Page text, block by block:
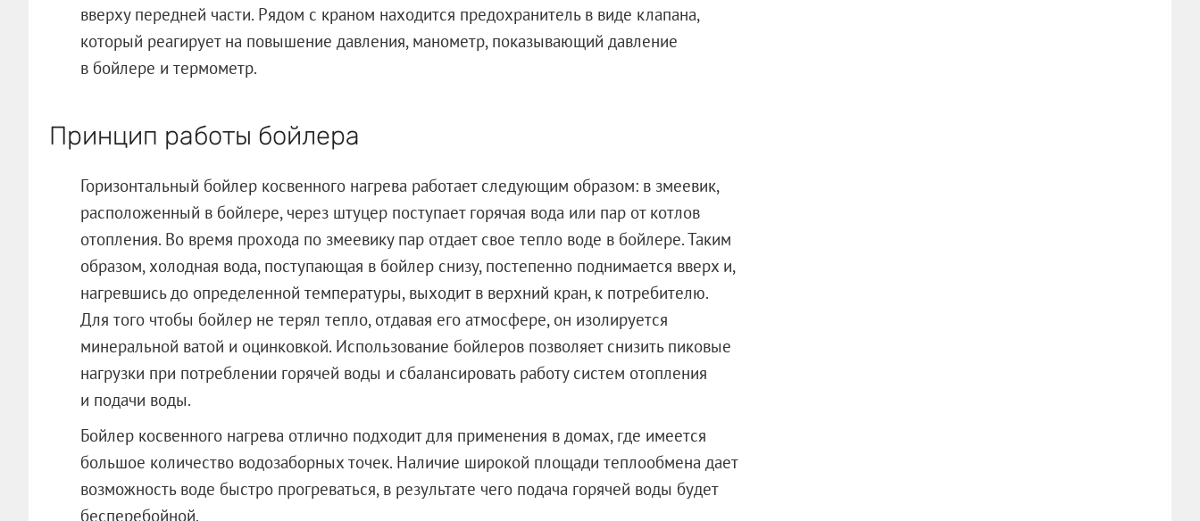
вверху передней части. Рядом с краном находится предохранитель в виде клапана,
который реагирует на повышение давления, манометр, показывающий давление
в бойлере и термометр.
Принцип работы бойлера
Горизонтальный бойлер косвенного нагрева работает следующим образом: в змеевик,
расположенный в бойлере, через штуцер поступает горячая вода или пар от котлов
отопления. Во время прохода по змеевику пар отдает свое тепло воде в бойлере. Таким
образом, холодная вода, поступающая в бойлер снизу, постепенно поднимается вверх и,
нагревшись до определенной температуры, выходит в верхний кран, к потребителю.
Для того чтобы бойлер не терял тепло, отдавая его атмосфере, он изолируется
минеральной ватой и оцинковкой. Использование бойлеров позволяет снизить пиковые
нагрузки при потреблении горячей воды и сбалансировать работу систем отопления
и подачи воды.
Бойлер косвенного нагрева отлично подходит для применения в домах, где имеется
большое количество водозаборных точек. Наличие широкой площади теплообмена дает
возможность воде быстро прогреваться, в результате чего подача горячей воды будет
бесперебойной.